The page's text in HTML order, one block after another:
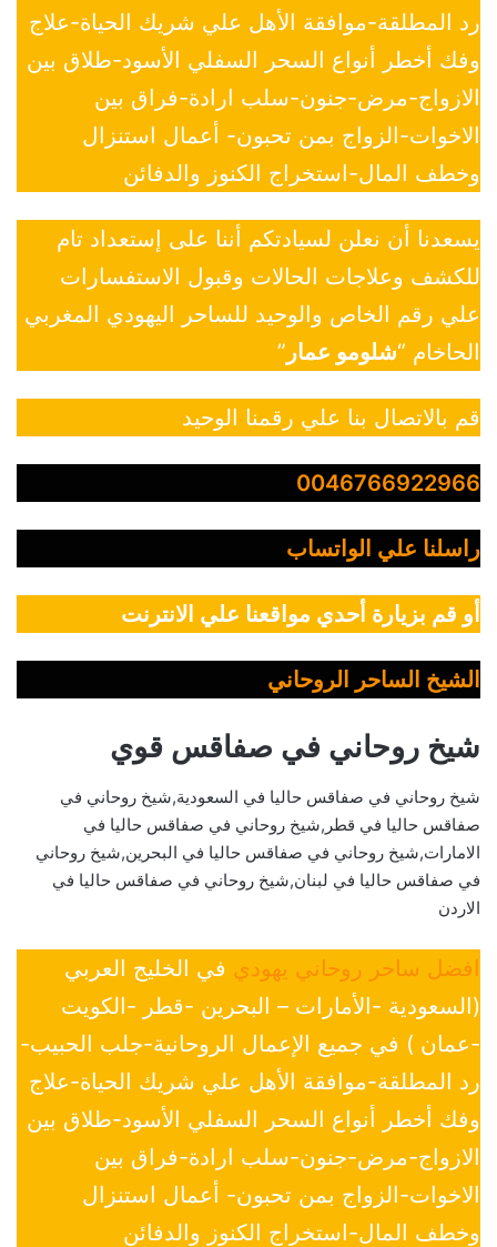
رد المطلقة-موافقة الأهل علي شريك الحياة-علاج
وفك أخطر أنواع السحر السفلي الأسود-طلاق بين
الازواج-مرض-جنون-سلب ارادة-فراق بين
الاخوات-الزواج بمن تحبون- أعمال استنزال
وخطف المال-استخراج الكنوز والدفائن
يسعدنا أن نعلن لسيادتكم أننا على إستعداد تام
للكشف وعلاجات الحالات وقبول الاستفسارات
علي رقم الخاص والوحيد للساحر اليهودي المغربي
الحاخام “شلومو عمار ”
قم بالاتصال بنا علي رقمنا الوحيد
0046766922966
راسلنا علي الواتساب
أو قم بزيارة أحدي مواقعنا علي الانترنت
الشيخ الساحر الروحاني
شيخ روحاني في صفاقس قوي
شيخ روحاني في صفاقس حاليا في السعودية,شيخ روحاني في
صفاقس حاليا في قطر,شيخ روحاني في صفاقس حاليا في
الامارات,شيخ روحاني في صفاقس حاليا في البحرين,شيخ روحاني
في صفاقس حاليا في لبنان,شيخ روحاني في صفاقس حاليا في
الاردن
افضل ساحر روحاني يهودي في الخليج العربي
(السعودية -الأمارات – البحرين -قطر -الكويت
-عمان ) في جميع الإعمال الروحانية-جلب الحبيب-
رد المطلقة-موافقة الأهل علي شريك الحياة-علاج
وفك أخطر أنواع السحر السفلي الأسود-طلاق بين
الازواج-مرض-جنون-سلب ارادة-فراق بين
الاخوات-الزواج بمن تحبون- أعمال استنزال
وخطف المال-استخراج الكنوز والدفائن